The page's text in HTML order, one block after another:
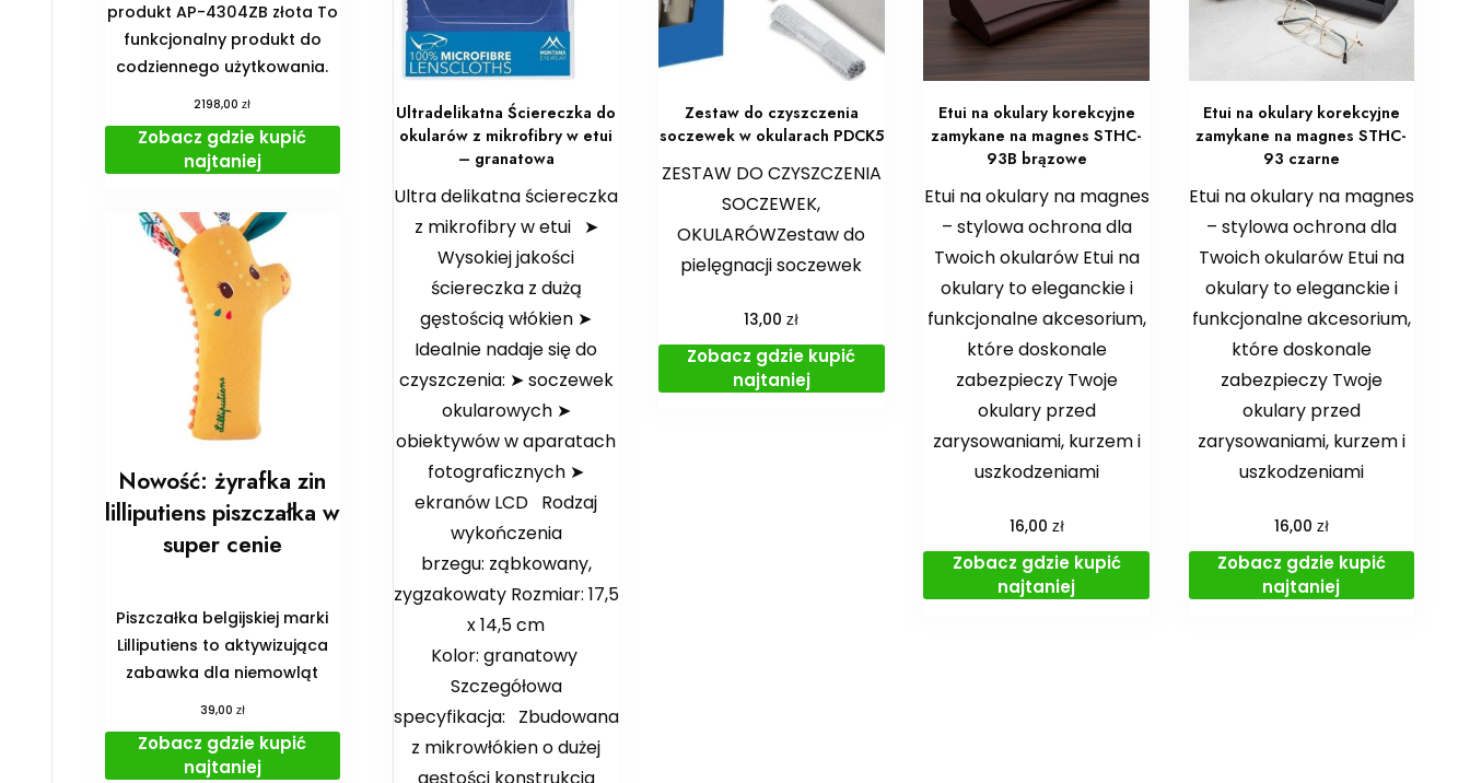
Ultradelikatna Ściereczka do
okularów z mikrofibry w etui
– granatowa
Ultra delikatna ściereczka
z mikrofibry w etui ➤
Wysokiej jakości
ściereczka z dużą
gęstością włókien ➤
Idealnie nadaje się do
czyszczenia: ➤ soczewek
okularowych ➤
obiektywów w aparatach
fotograficznych ➤
ekranów LCD Rodzaj
wykończenia
brzegu: ząbkowany,
zygzakowaty Rozmiar: 17,5
x 14,5 cm
Kolor: granatowy
Szczegółowa
specyfikacja: Zbudowana
z mikrowłókien o dużej
Zestaw do czyszczenia
soczewek w okularach PDCK5
ZESTAW DO CZYSZCZENIA
SOCZEWEK,
OKULARÓWZestaw do
pielęgnacji soczewek
13,00zł
Zobacz gdzie kupić
najtaniej
Etui na okulary korekcyjne
zamykane na magnes STHC-
93B brązowe
Etui na okulary na magnes
– stylowa ochrona dla
Twoich okularów Etui na
okulary to eleganckie i
funkcjonalne akcesorium,
które doskonale
zabezpieczy Twoje
okulary przed
zarysowaniami, kurzem i
uszkodzeniami
16,00 zł
Zobacz gdzie kupić
najtaniej
Etui na okulary korekcyjne
zamykane na magnes STHC-
93 czarne
Etui na okulary na magnes
– stylowa ochrona dla
Twoich okularów Etui na
okulary to eleganckie i
funkcjonalne akcesorium,
które doskonale
zabezpieczy Twoje
okulary przed
zarysowaniami, kurzem i
uszkodzeniami
16,00 zł
Zobacz gdzie kupić
najtaniej
produkt AP-4304ZB złota To
funkcjonalny produkt do
codziennego użytkowania.
2198,00zł
Zobacz gdzie kupić
najtaniej
Nowość: żyrafka zin
lilliputiens piszczałka w
super cenie
Piszczałka belgijskiej marki
Lilliputiens to aktywizująca
zabawka dla niemowląt
39,00 zł
Zobacz gdzie kupić
najtaniej